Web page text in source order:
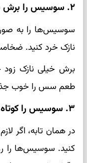
۲. سوسیس را برش بزنید
سوسیس‌ها را به
نازک خرد کنید.
برش خیلی نازک
طعم سس را خوب
۳. سوسیس را کوتاه تفت دهید
در همان تابه، اگر